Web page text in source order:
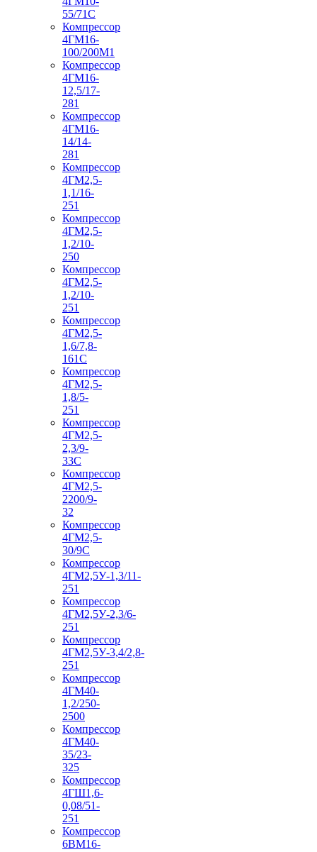
55/71С
Компрессор
4ГМ16-
100/200М1
Компрессор
4ГМ16-
12,5/17-
281
Компрессор
4ГМ16-
14/14-
281
Компрессор
4ГМ2,5-
1,1/16-
251
Компрессор
4ГМ2,5-
1,2/10-
250
Компрессор
4ГМ2,5-
1,2/10-
251
Компрессор
4ГМ2,5-
1,6/7,8-
161С
Компрессор
4ГМ2,5-
1,8/5-
251
Компрессор
4ГМ2,5-
2,3/9-
33С
Компрессор
4ГМ2,5-
2200/9-
32
Компрессор
4ГМ2,5-
30/9С
Компрессор
4ГМ2,5У-1,3/11-
251
Компрессор
4ГМ2,5У-2,3/6-
251
Компрессор
4ГМ2,5У-3,4/2,8-
251
Компрессор
4ГМ40-
1,2/250-
2500
Компрессор
4ГМ40-
35/23-
325
Компрессор
4ГШ1,6-
0,08/51-
251
Компрессор
6ВМ16-